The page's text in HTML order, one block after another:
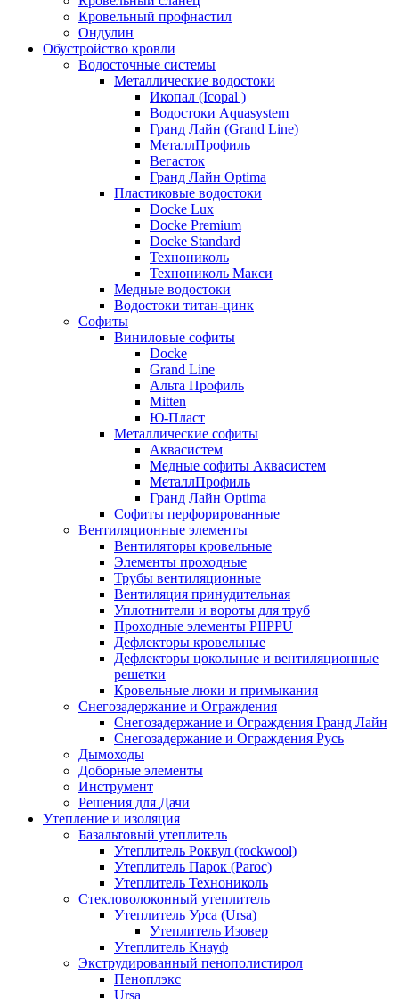
Кровельный профнастил
Ондулин
Обустройство кровли
Водосточные системы
Металлические водостоки
Икопал (Icopal )
Водостоки Aquasystem
Гранд Лайн (Grand Line)
МеталлПрофиль
Вегасток
Гранд Лайн Optima
Пластиковые водостоки
Docke Lux
Docke Premium
Docke Standard
Технониколь
Технониколь Макси
Медные водостоки
Водостоки титан-цинк
Софиты
Виниловые софиты
Docke
Grand Line
Альта Профиль
Mitten
Ю-Пласт
Металлические софиты
Аквасистем
Медные софиты Аквасистем
МеталлПрофиль
Гранд Лайн Optima
Софиты перфорированные
Вентиляционные элементы
Вентиляторы кровельные
Элементы проходные
Трубы вентиляционные
Вентиляция принудительная
Уплотнители и вороты для труб
Проходные элементы PIIPPU
Дефлекторы кровельные
Дефлекторы цокольные и вентиляционные
решетки
Кровельные люки и примыкания
Снегозадержание и Ограждения
Снегозадержание и Ограждения Гранд Лайн
Снегозадержание и Ограждения Русь
Дымоходы
Доборные элементы
Инструмент
Решения для Дачи
Утепление и изоляция
Базальтовый утеплитель
Утеплитель Роквул (rockwool)
Утеплитель Парок (Paroc)
Утеплитель Технониколь
Стекловолоконный утеплитель
Утеплитель Урса (Ursa)
Утеплитель Изовер
Утеплитель Кнауф
Экструдированный пенополистирол
Пеноплэкс
Ursa